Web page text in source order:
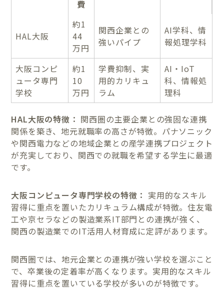
費
HAL大阪
約1
44
万円
関西企業との
強いパイプ
AI学科、情
報処理学科
大阪コンピ
ュータ専門
学校
約1
10
万円
学費抑制、実
用的カリキュ
ラム
AI・IoT
科、情報処
理科
HAL大阪の特徴： 関西圏の主要企業との強固な連携
関係を築き、地元就職率の高さが特徴。パナソニック
や関西電力などの地域企業との産学連携プロジェクト
が充実しており、関西での就職を希望する学生に最適
です。
大阪コンピュータ専門学校の特徴： 実用的なスキル
習得に重点を置いたカリキュラム構成が特徴。住友電
工や京セラなどの製造業系IT部門との連携が強く、
関西の製造業でのIT活用人材育成に定評があります。
関西圏では、地元企業との連携が強い学校を選ぶこと
で、卒業後の定着率が高くなります。実用的なスキル
習得に重点を置いている学校が多いのが特徴です。